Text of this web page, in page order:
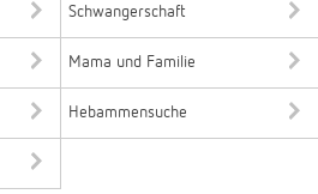
Schwangerschaft
Mama und Familie
Hebammensuche